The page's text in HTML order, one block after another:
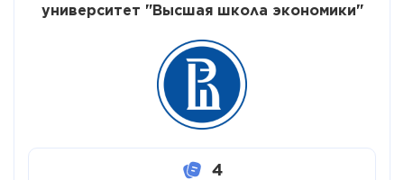
университет "Высшая школа экономики"
4